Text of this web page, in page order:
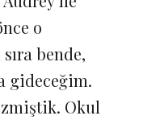
o
bende,
gideceğim.
Okul